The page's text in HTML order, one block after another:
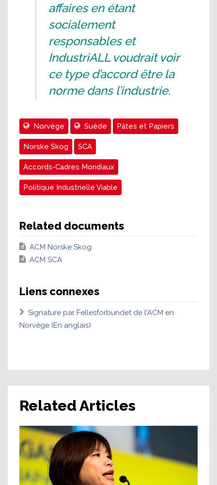
affaires en étant
socialement
responsables et
IndustriALL voudrait voir
ce type d’accord être la
norme dans l’industrie.
Norvège Suède Pâtes et Papiers
Norske Skog SCA
Accords-Cadres Mondiaux
Politique Industrielle Viable
Related documents
ACM Norske Skog
ACM SCA
Liens connexes
Signature par Fellesforbundet de l'ACM en
Norvège (En anglais)
Related Articles